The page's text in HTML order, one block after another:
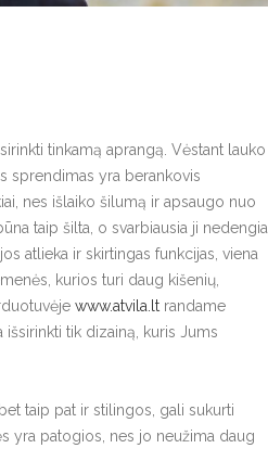
tinkamą aprangą. Vėstant lauko
sprendimas yra berankovis
nes išlaiko šilumą ir apsaugo nuo
taip šilta, o svarbiausia ji nedengia
atlieka ir skirtingas funkcijas, viena
kurios turi daug kišenių,
www.atvila.lt randame
tik dizainą, kuris Jums
taip pat ir stilingos, gali sukurti
yra patogios, nes jo neužima daug